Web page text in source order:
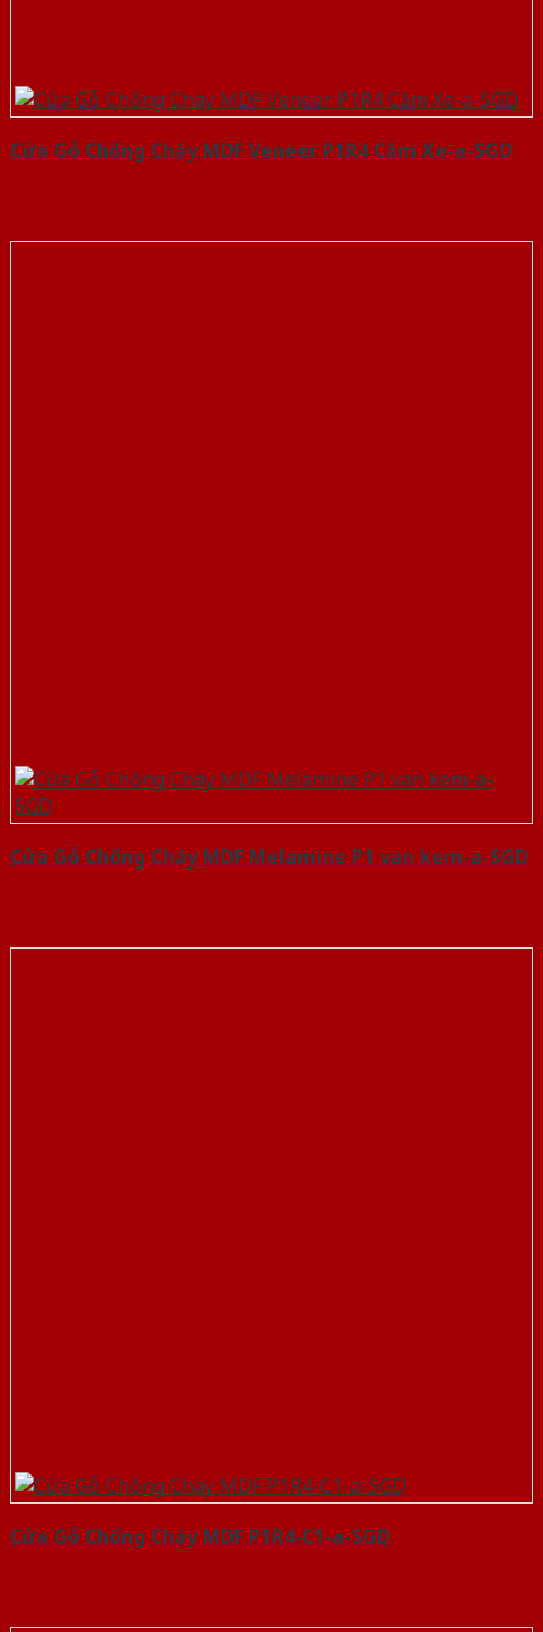
Cửa Gỗ Chống Cháy MDF Veneer P1R4 Căm Xe-a-SGD
Cửa Gỗ Chống Cháy MDF Melamine P1 van kem-a-SGD
Cửa Gỗ Chống Cháy MDF P1R4-C1-a-SGD